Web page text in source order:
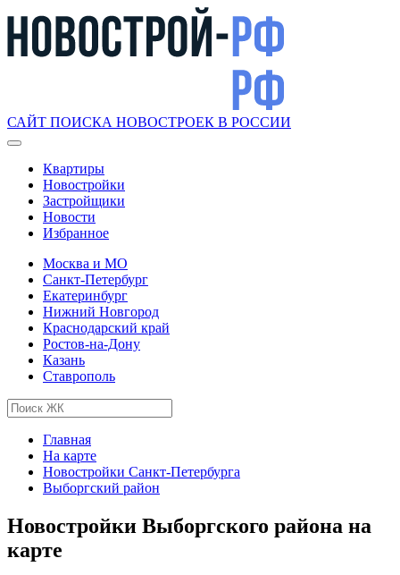
САЙТ ПОИСКА НОВОСТРОЕК В РОССИИ
Квартиры
Новостройки
Застройщики
Новости
Избранное
Москва и МО
Санкт-Петербург
Екатеринбург
Нижний Новгород
Краснодарский край
Ростов-на-Дону
Казань
Ставрополь
Главная
На карте
Новостройки Санкт-Петербурга
Выборгский район
Новостройки Выборгского района на
карте